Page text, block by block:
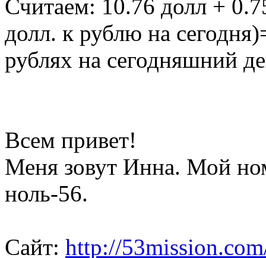
Считаем: 10.76 долл +
долл. к рублю на
рублях на сегодняшний
Всем привет!
Меня зовут Инна. Мой
ноль-56.
Сайт: http://